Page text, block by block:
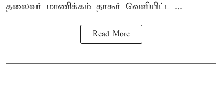
தலைவர் மாணிக்கம் தாகூர் வெளியிட்ட ...
Read More